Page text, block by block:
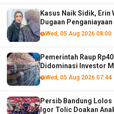
Kasus Naik Sidik,
Dugaan Penganiayaan
Wed, 05 Aug 2026 08:00
Pemerintah Raup
Didominasi Investor
Wed, 05 Aug 2026 07:44
Persib Bandung
Igor Tolic Doakan